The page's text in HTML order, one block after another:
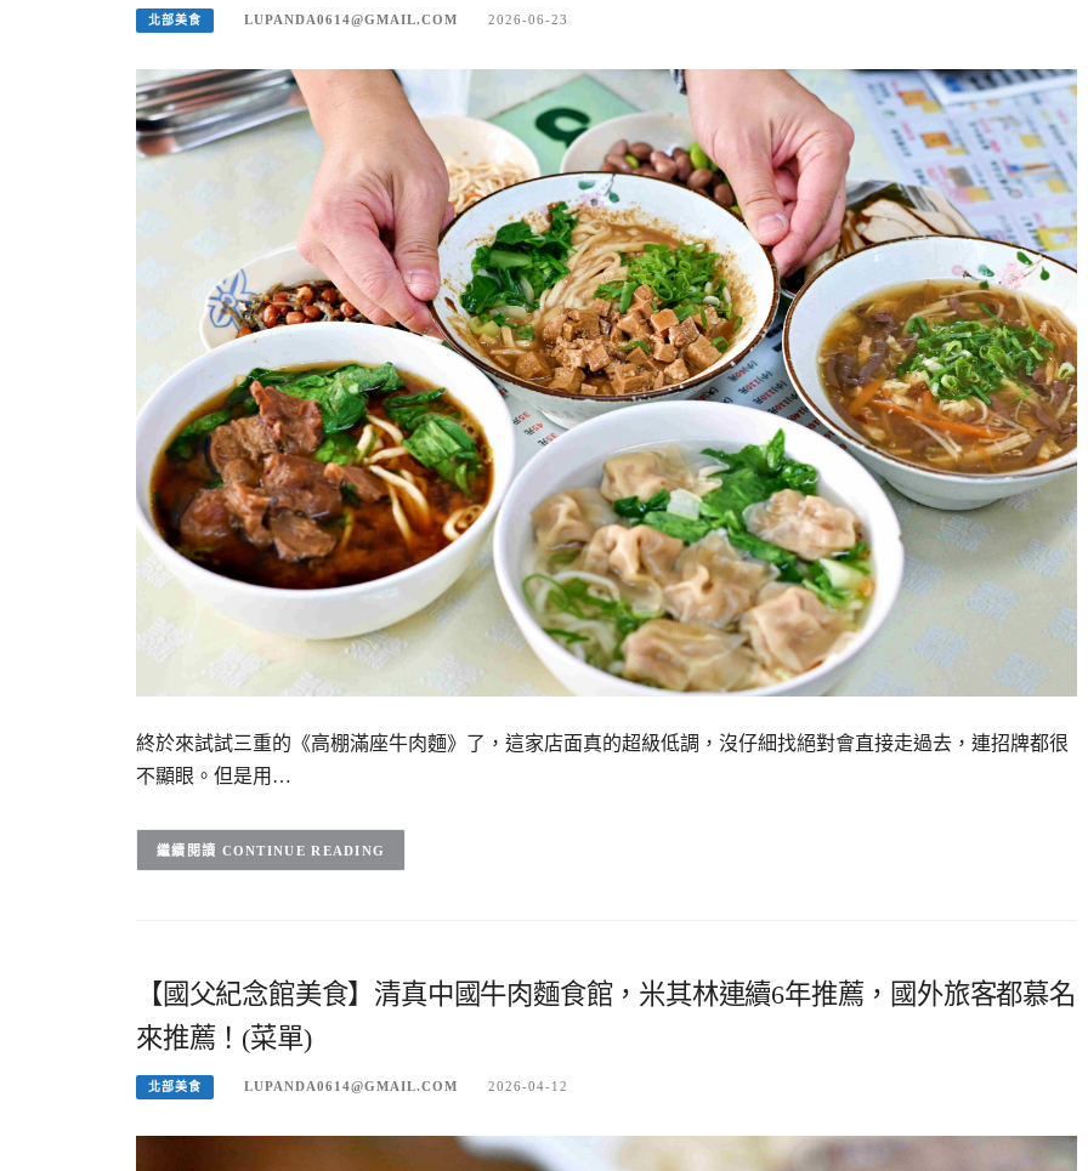
北部美食 LUPANDA0614@GMAIL.COM 2026-06-23
終於來試試三重的《高棚滿座牛肉麵》了，這家店面真的超級低調，沒仔細找絕對會直接走過去，連招牌都很
不顯眼。但是用…
CONTINUE READING
【國父紀念館美食】清真中國牛肉麵食館，米其林連續6年推薦，國外旅客都慕名
來推薦！(菜單)
北部美食 LUPANDA0614@GMAIL.COM 2026-04-12